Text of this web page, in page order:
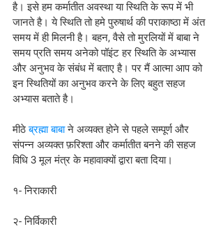
है। इसे हम कर्मातीत अवस्था या स्थिति के रूप में भी
जानते है। ये स्थिति तो हमे पुरुषार्थ की पराकाष्ठा में अंत
समय में ही मिलनी है। बहन, वैसे तो मुरलियों में बाबा ने
समय प्रति समय अनेको पॉइंट हर स्थिति के अभ्यास
और अनुभव के संबंध में बताए है। पर मैं आत्मा आप को
इन स्थितियों का अनुभव करने के लिए बहुत सहज
अभ्यास बताते है।
मीठे ब्रह्मा बाबा ने अव्यक्त होने से पहले सम्पूर्ण और
संपन्न अव्यक्त फ़रिश्ता और कर्मातीत बनने की सहज
विधि 3 मूल मंत्र के महावाक्यों द्वारा बता दिया।
१- निराकारी
२- निर्विकारी